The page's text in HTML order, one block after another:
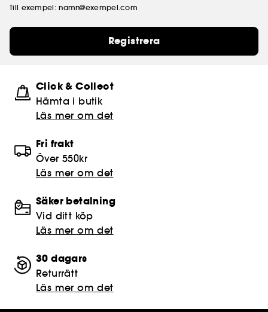
Till exempel: namn@exempel.com
Registrera
Click & Collect
Hämta i butik​
Läs mer om det
Fri frakt
Över 550kr
Läs mer om det
Säker betalning
Vid ditt köp
Läs mer om det
30 dagars
Returrätt
Läs mer om det